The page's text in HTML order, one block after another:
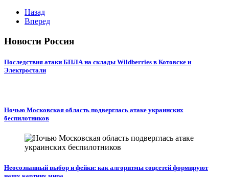
Назад
Вперед
Новости Россия
Последствия атаки БПЛА на склады Wildberries в Котовске и
Электростали
Ночью Московская область подверглась атаке украинских
беспилотников
Неосознанный выбор и фейки: как алгоритмы соцсетей формируют